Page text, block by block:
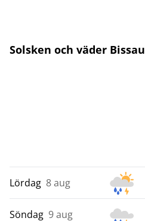
Solsken och väder Bissau
Lördag 8 aug
Söndag 9 aug